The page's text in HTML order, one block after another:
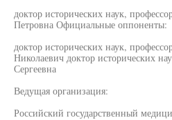
доктор исторических наук,
Петровна Официальные оппоненты:
доктор исторических наук,
Николаевич доктор исторических
Сергеевна
Ведущая организация:
Российский государственный